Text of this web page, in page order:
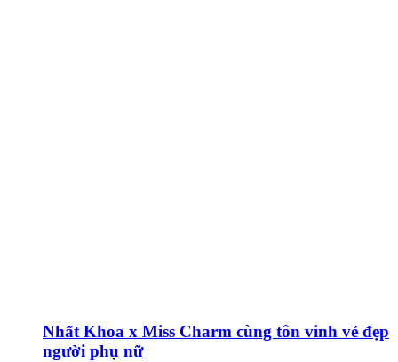
Nhất Khoa x Miss Charm cùng tôn vinh vẻ đẹp
người phụ nữ